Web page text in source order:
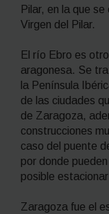
Pilar, en la que
Virgen del Pilar.
El río Ebro es
aragonesa. Se
la Península
de las ciudades
de Zaragoza,
construcciones
caso del puente
por donde
posible
Zaragoza fue el